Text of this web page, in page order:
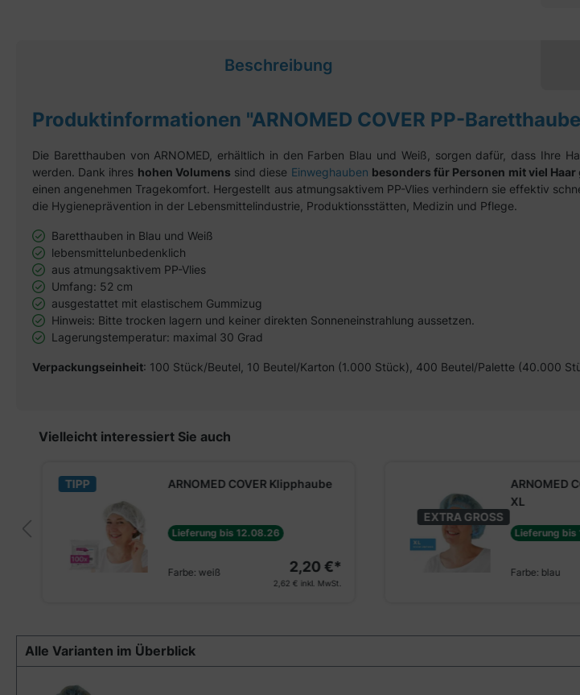
Beschreibung
Produktinformationen "ARNOMED COVER PP-
Die Baretthauben von ARNOMED, erhältlich in den Farben Blau und Weiß, sorgen dafür, dass Ihre
werden. Dank ihres hohen Volumens sind diese Einweghauben besonders für Personen mit viel Haar
einen angenehmen Tragekomfort. Hergestellt aus atmungsaktivem PP-Vlies verhindern sie effektiv
die Hygieneprävention in der Lebensmittelindustrie, Produktionsstätten, Medizin und Pflege.
Baretthauben in Blau und Weiß
lebensmittelunbedenklich
aus atmungsaktivem PP-Vlies
Umfang: 52 cm
ausgestattet mit elastischem Gummizug
Hinweis: Bitte trocken lagern und keiner direkten Sonneneinstrahlung aussetzen.
Lagerungstemperatur: maximal 30 Grad
Verpackungseinheit: 100 Stück/Beutel, 10 Beutel/Karton (1.000 Stück), 400 Beutel/Palette (40.000
Produktgalerie überspringen
Vielleicht interessiert Sie auch
TIPP ARNOMED COVER Klipphaube
Lieferung bis 12.08.26
Farbe: weiß 2,20 €*
2,62 € inkl. MwSt.
EXTRA GROSS
ARNOMED
XL
Lieferung bis
Farbe: blau
Alle Varianten im Überblick